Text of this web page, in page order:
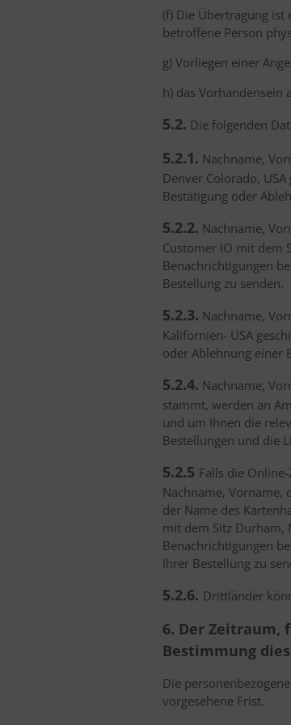
(f) Die Übertragung
betroffene Person
g) Vorliegen einer
h) das Vorhandensein
5.2. Die folgenden
5.2.1. Nachname,
Denver Colorado,
Bestätigung oder
5.2.2. Nachname,
Customer IO mit dem
Benachrichtigungen
Bestellung zu senden.
5.2.3. Nachname,
Kalifornien- USA
oder Ablehnung einer
5.2.4. Nachname,
stammt, werden an
und um Ihnen die
Bestellungen und die
5.2.5 Falls die
Nachname, Vorname,
der Name des
mit dem Sitz Durham,
Benachrichtigungen
Ihrer Bestellung zu
5.2.6. Drittländer
6. Der Zeitraum,
Bestimmung
Die
vorgesehene Frist.